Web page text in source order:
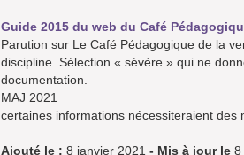
Guide 2015 du web du Café
Parution sur Le Café Pédagogique de la
discipline. Sélection « sévère » qui ne
documentation.
MAJ 2021
certaines informations nécessiteraient des
Ajouté le : 8 janvier 2021 - Mis à jour le 8